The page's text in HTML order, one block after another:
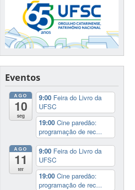
Eventos
AGO
10
seg
9:00 Feira do Livro da
UFSC
19:00Cine paredão:
programação de rec...
AGO
11
ter
9:00 Feira do Livro da
UFSC
19:00Cine paredão:
programação de rec...